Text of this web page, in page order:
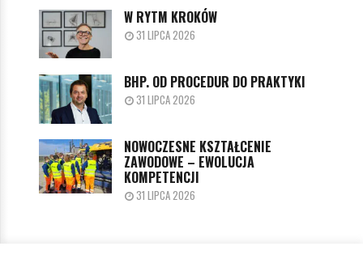
W RYTM KROKÓW
31 LIPCA 2026
BHP. OD PROCEDUR DO PRAKTYKI
31 LIPCA 2026
NOWOCZESNE KSZTAŁCENIE
ZAWODOWE – EWOLUCJA
KOMPETENCJI
31 LIPCA 2026